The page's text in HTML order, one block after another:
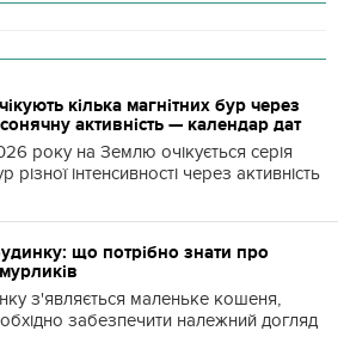
кілька магнітних бур через
активність — календар дат
року на Землю очікується серія
різної інтенсивності через активність
що потрібно знати про
з'являється маленьке кошеня,
забезпечити належний догляд